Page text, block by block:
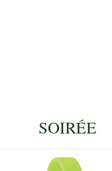
SOIRÉE